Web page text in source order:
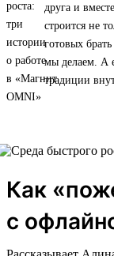
друга и
строится не
готовых
мы делаем. А
традиции
Как
с